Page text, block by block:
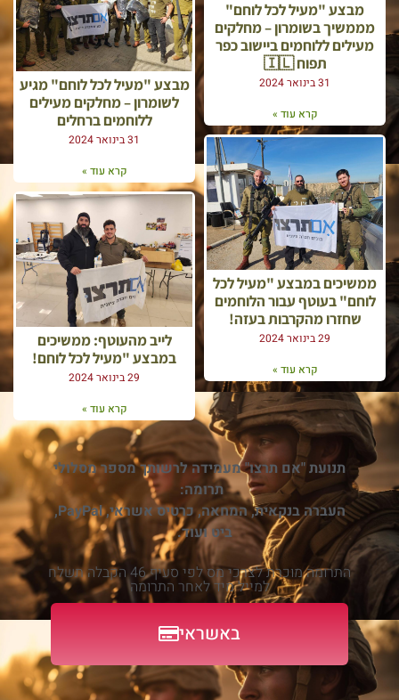
מבצע "מעיל לכל לוחם"
מממשיך בשומרון – מחלקים
מעילים ללוחמים ביישוב כפר
תפוח 🇮🇱
31 בינואר 2024
קרא עוד »
מבצע "מעיל לכל לוחם" מגיע
לשומרון – מחלקים מעילים
ללוחמים ברחלים
31 בינואר 2024
קרא עוד »
ממשיכים במבצע "מעיל לכל
לוחם" בעוטף עבור הלוחמים
שחזרו מהקרבות בעזה!
29 בינואר 2024
קרא עוד »
לייב מהעוטף: ממשיכים
במבצע "מעיל לכל לוחם!
29 בינואר 2024
קרא עוד »
תנועת "אם תרצו" מעמידה לרשותך מספר מסלולי
תרומה:
העברה בנקאית, המחאה, כרטיס אשראי, PayPal,
ביט ועוד.
התרומה מוכרת לצרכי מס לפי סעיף 46 הקבלה תשלח
למייל מיד לאחר התרומה
באשראי